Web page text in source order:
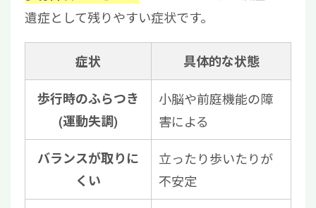
遺症として残りやすい症状です。
症状 具体的な状態
歩行時のふらつき
(運動失調)
小脳や前庭機能の障
害による
バランスが取りに
くい
立ったり歩いたりが
不安定